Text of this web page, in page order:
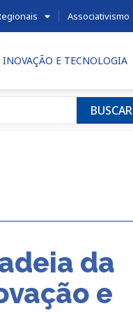
Associativismo
INOVAÇÃO E TECNOLOGIA
BUSCAR
da
e